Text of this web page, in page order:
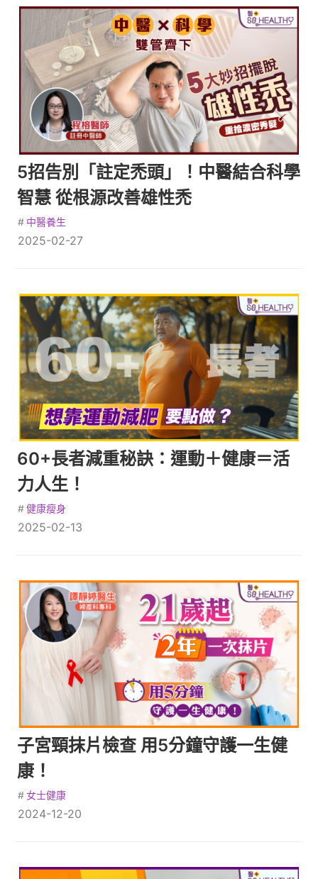
5招告別「註定禿頭」！中醫結合科學
智慧 從根源改善雄性禿
# 中醫養生
2025-02-27
60+長者減重秘訣：運動＋健康＝活
力人生！
# 健康瘦身
2025-02-13
子宮頸抹片檢查 用5分鐘守護一生健
康！
# 女士健康
2024-12-20